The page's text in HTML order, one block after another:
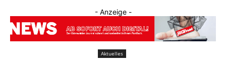
- Anzeige -
Aktuelles